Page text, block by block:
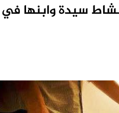
لنشاط سيدة وابنها في